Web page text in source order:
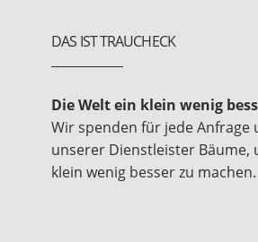
DAS IST TRAUCHECK
Die Welt ein klein wenig
Wir spenden für jede Anfrage
unserer Dienstleister Bäume,
klein wenig besser zu machen.